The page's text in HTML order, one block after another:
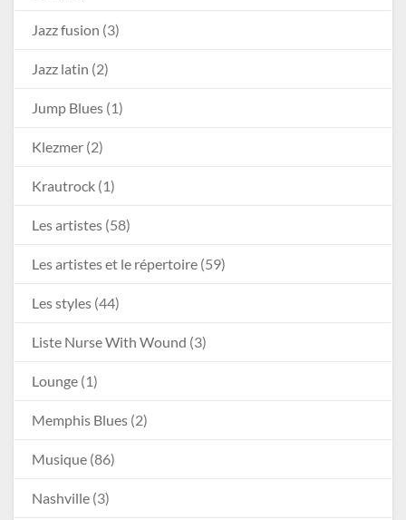
Jazz fusion (3)
Jazz latin (2)
Jump Blues (1)
Klezmer (2)
Krautrock (1)
Les artistes (58)
Les artistes et le répertoire (59)
Les styles (44)
Liste Nurse With Wound (3)
Lounge (1)
Memphis Blues (2)
Musique (86)
Nashville (3)